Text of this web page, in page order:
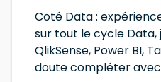
Coté Data :
sur tout le cycle
QlikSense, Power BI,
doute compléter